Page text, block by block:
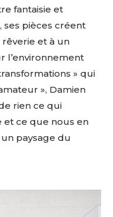
fantaisie et
ses pièces créent
et à un
l’environnement
» qui
», Damien
rien ce qui
et ce que nous en
paysage du